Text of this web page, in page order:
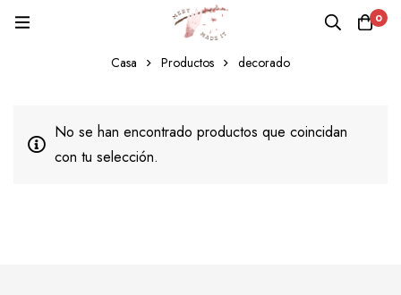
0
decorado
Casa Productos decorado
No se han encontrado productos que coincidan
con tu selección.